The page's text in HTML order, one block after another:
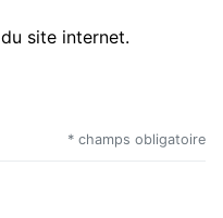
du site internet.
* champs obligatoire